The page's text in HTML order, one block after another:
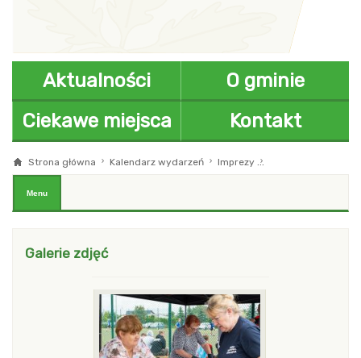
Aktualności
O gminie
Ciekawe miejsca
Kontakt
Strona główna Kalendarz wydarzeń Imprezy
blok z menu i modułami Pierwszy
Menu
Galerie zdjęć